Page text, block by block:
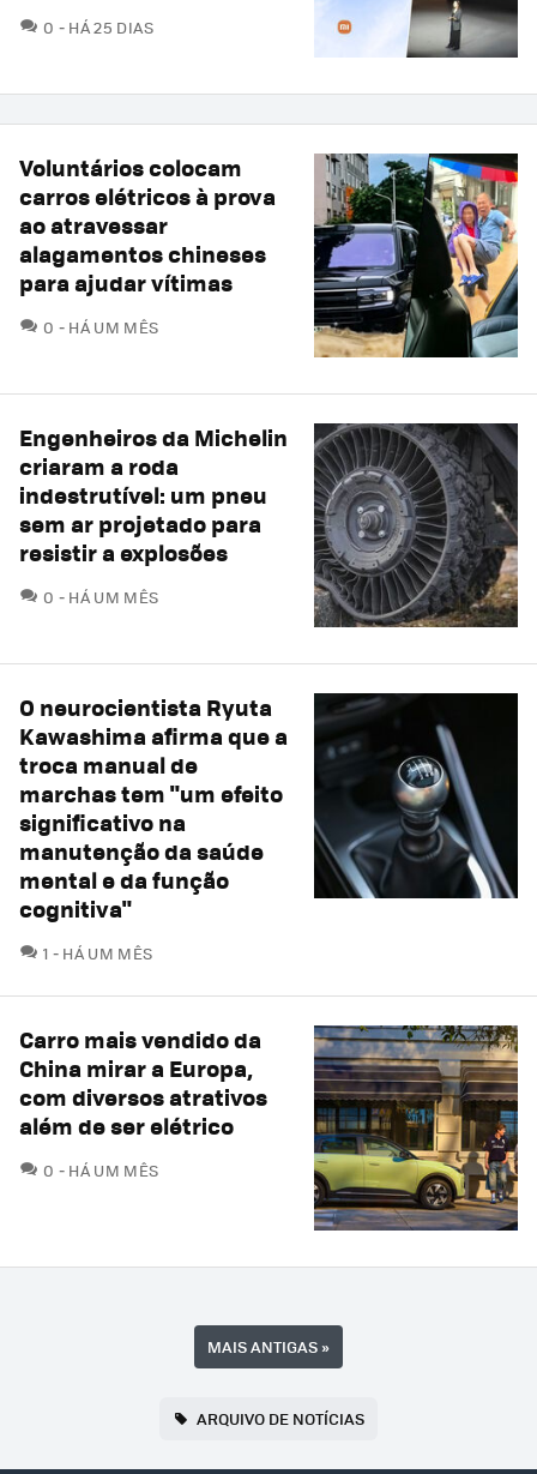
0 COMENTÁRIOS
HÁ 25 DIAS
Voluntários colocam
carros elétricos à prova
ao atravessar
alagamentos chineses
para ajudar vítimas
0 COMENTÁRIOS
HÁ UM MÊS
Engenheiros da Michelin
criaram a roda
indestrutível: um pneu
sem ar projetado para
resistir a explosões
0 COMENTÁRIOS
HÁ UM MÊS
O neurocientista Ryuta
Kawashima afirma que a
troca manual de
marchas tem "um efeito
significativo na
manutenção da saúde
mental e da função
cognitiva"
1 COMENTÁRIOS
HÁ UM MÊS
Carro mais vendido da
China mirar a Europa,
com diversos atrativos
além de ser elétrico
0 COMENTÁRIOS
HÁ UM MÊS
MAIS ANTIGAS»
ARQUIVO DE NOTÍCIAS